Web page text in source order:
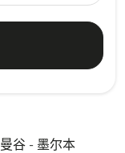
曼谷 - 墨尔本